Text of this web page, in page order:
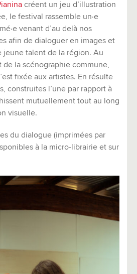
créent un jeu d’illustration
le festival rassemble un·e
venant d’au delà nos
afin de dialoguer en images et
jeune talent de la région. Au
de la scénographie commune,
fixée aux artistes. En résulte
construites l’une par rapport à
mutuellement tout au long
visuelle.
du dialogue (imprimées par
à la micro-librairie et sur